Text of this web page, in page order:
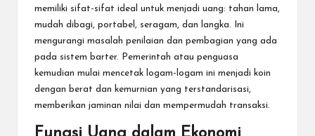
memiliki sifat-sifat ideal untuk menjadi uang: tahan lama,
mudah dibagi, portabel, seragam, dan langka. Ini
mengurangi masalah penilaian dan pembagian yang ada
pada sistem barter. Pemerintah atau penguasa
kemudian mulai mencetak logam-logam ini menjadi koin
dengan berat dan kemurnian yang terstandarisasi,
memberikan jaminan nilai dan mempermudah transaksi.